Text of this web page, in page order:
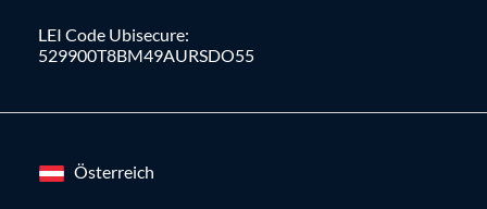
LEI Code Ubisecure:
529900T8BM49AURSDO55
Österreich